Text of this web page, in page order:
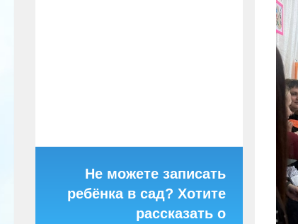
Не можете записать
ребёнка в сад? Хотите
рассказать о